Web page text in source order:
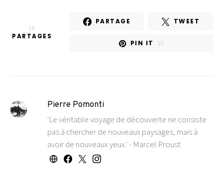
10
PARTAGES
PARTAGE TWEET
PIN IT 10
Pierre Pomonti
'Le véritable voyage de découverte ne consiste
pas à chercher de nouveaux paysages, mais à
avoir de nouveaux yeux.' - Marcel Proust